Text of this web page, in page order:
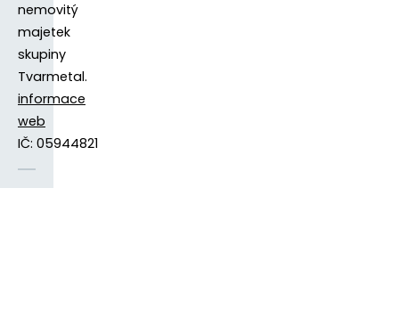
nemovitý
majetek
skupiny
Tvarmetal.
informace
web
IČ: 05944821